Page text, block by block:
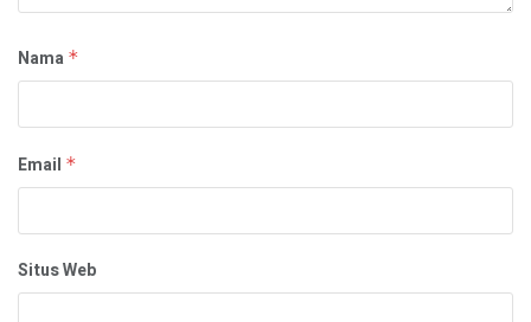
Nama *
Email *
Situs Web